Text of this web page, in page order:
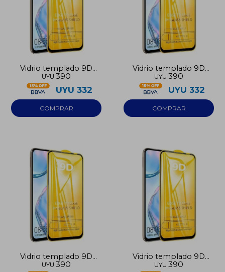
Vidrio templado 9D
Iphone 14
UYU 390
UYU 332
Vidrio templado 9D
Iphone 15
UYU 390
UYU 332
Vidrio templado 9D
Iphone 16
UYU 390
Vidrio templado 9D
Iphone 17
UYU 390